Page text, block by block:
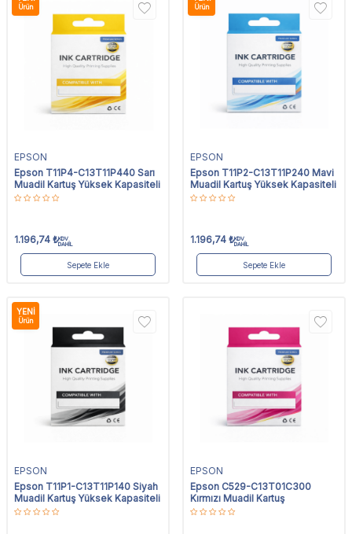
Ürün
EPSON
Epson T11P4-C13T11P440 Sarı
Muadil Kartuş Yüksek Kapasiteli
1.196,74 ₺KDV
DAHİL
Sepete Ekle
Ürün
EPSON
Epson T11P2-C13T11P240 Mavi
Muadil Kartuş Yüksek Kapasiteli
1.196,74 ₺KDV
DAHİL
Sepete Ekle
YENI
Ürün
EPSON
Epson T11P1-C13T11P140 Siyah
Muadil Kartuş Yüksek Kapasiteli
EPSON
Epson C529-C13T01C300
Kırmızı Muadil Kartuş